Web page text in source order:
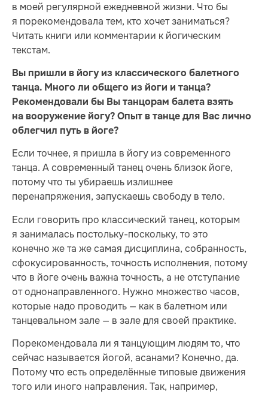
в моей регулярной ежедневной жизни. Что бы
я порекомендовала тем, кто хочет заниматься?
Читать книги или комментарии к йогическим
текстам.
Вы пришли в йогу из классического балетного
танца. Много ли общего из йоги и танца?
Рекомендовали бы Вы танцорам балета взять
на вооружение йогу? Опыт в танце для Вас лично
облегчил путь в йоге?
Если точнее, я пришла в йогу из современного
танца. А современный танец очень близок йоге,
потому что ты убираешь излишнее
перенапряжения, запускаешь свободу в тело.
Если говорить про классический танец, которым
я занималась постольку-поскольку, то это
конечно же та же самая дисциплина, собранность,
сфокусированность, точность исполнения, потому
что в йоге очень важна точность, а не отступание
от однонаправленного. Нужно множество часов,
которые надо проводить — как в балетном или
танцевальном зале — в зале для своей практике.
Порекомендовала ли я танцующим людям то, что
сейчас называется йогой, асанами? Конечно, да.
Потому что есть определённые типовые движения
того или иного направления. Так, например,